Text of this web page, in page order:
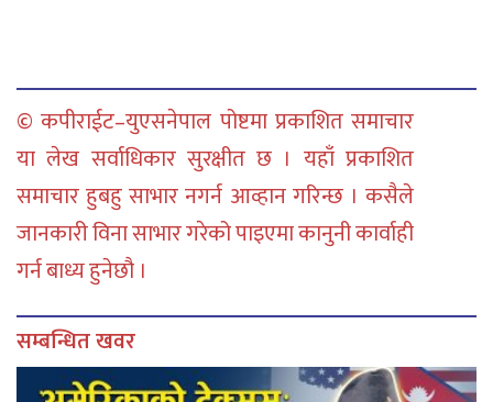
© कपीराईट–युएसनेपाल पोष्टमा प्रकाशित समाचार
या लेख सर्वाधिकार सुरक्षीत छ । यहाँ प्रकाशित
समाचार हुबहु साभार नगर्न आव्हान गरिन्छ । कसैले
जानकारी विना साभार गरेको पाइएमा कानुनी कार्वाही
गर्न बाध्य हुनेछौ ।
सम्बन्धित खवर